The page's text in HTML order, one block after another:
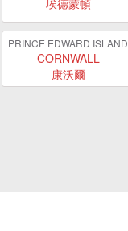
PRINCE EDWARD ISLAND
CORNWALL
康沃爾